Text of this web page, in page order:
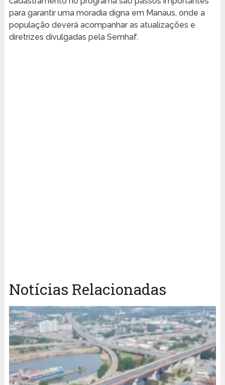
para garantir uma moradia digna em Manaus, onde a
população deverá acompanhar as atualizações e
diretrizes divulgadas pela Semhaf.
Notícias Relacionadas